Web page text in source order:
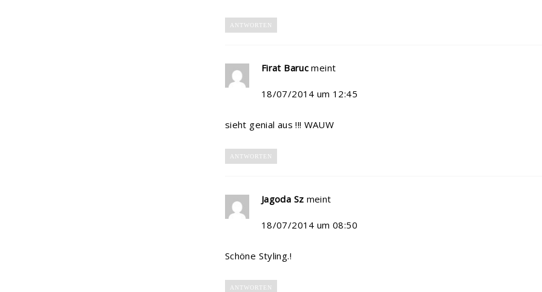
ANTWORTEN
Firat Baruc meint
18/07/2014 um 12:45
sieht genial aus !!! WAUW
ANTWORTEN
Jagoda Sz meint
18/07/2014 um 08:50
Schöne Styling.!
ANTWORTEN